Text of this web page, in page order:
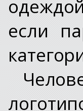
если